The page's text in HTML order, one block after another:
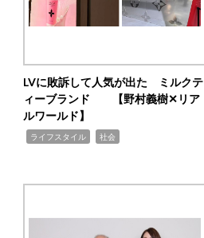
LVに敗訴して人気が出た ミルクテ
ィーブランド 【野村義樹✕リア
ルワールド】
ライフスタイル 社会